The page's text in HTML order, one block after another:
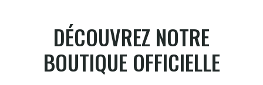
DÉCOUVREZ NOTRE
BOUTIQUE OFFICIELLE